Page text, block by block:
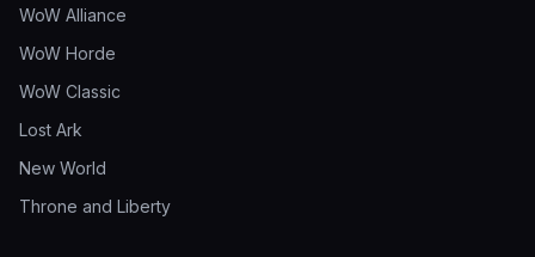
WoW Alliance
WoW Horde
WoW Classic
Lost Ark
New World
Throne and Liberty